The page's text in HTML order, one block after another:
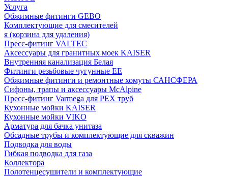
Услуга
Обжимные фитинги GEBO
Комплектующие для смесителей
я (корзина для удаления)
Пресс-фитинг VALTEC
Аксессуары для гранитных моек KAISER
Внутренняя канализация Белая
Фитинги резьбовые чугунные EE
Обжимные фитинги и ремонтные хомуты САНСФЕРА
Сифоны, трапы и аксессуары McAlpine
Пресс-фитинг Varmega для PEX труб
Кухонные мойки KAISER
Кухонные мойки VIKO
Арматура для бачка унитаза
Обсадные трубы и комплектующие для скважин
Подводка для воды
Гибкая подводка для газа
Коллектора
Полотенцесушители и комплектующие